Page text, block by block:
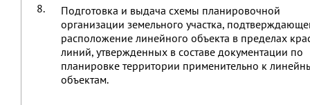
8.
Подготовка и выдача схемы планировочной
организации земельного участка,
расположение линейного объекта в пределах
линий, утвержденных в составе документации по
планировке территории применительно к
объектам.